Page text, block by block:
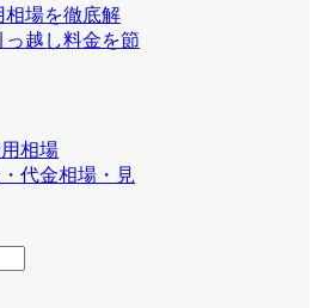
相場を徹底解
越し料金を節
相場
代金相場・見